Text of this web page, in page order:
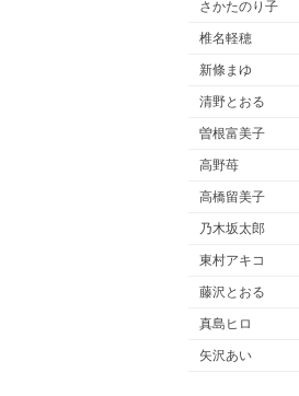
さかたのり子
椎名軽穂
新條まゆ
清野とおる
曽根富美子
高野苺
高橋留美子
乃木坂太郎
東村アキコ
藤沢とおる
真島ヒロ
矢沢あい